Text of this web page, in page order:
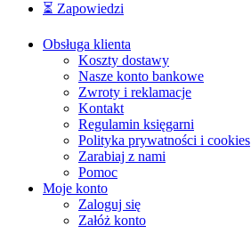
⏳ Zapowiedzi
Obsługa klienta
Koszty dostawy
Nasze konto bankowe
Zwroty i reklamacje
Kontakt
Regulamin księgarni
Polityka prywatności i cookies
Zarabiaj z nami
Pomoc
Moje konto
Zaloguj się
Załóż konto